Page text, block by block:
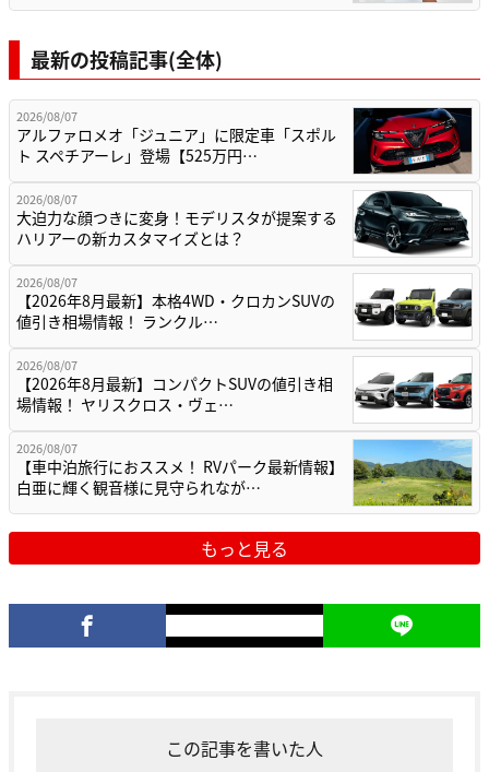
最新の投稿記事(全体)
2026/08/07
アルファロメオ「ジュニア」に限定車「スポル
ト スペチアーレ」登場【525万円…
2026/08/07
大迫力な顔つきに変身！モデリスタが提案する
ハリアーの新カスタマイズとは？
2026/08/07
【2026年8月最新】本格4WD・クロカンSUVの
値引き相場情報！ ランクル…
2026/08/07
【2026年8月最新】コンパクトSUVの値引き相
場情報！ ヤリスクロス・ヴェ…
2026/08/07
【車中泊旅行におススメ！ RVパーク最新情報】
白亜に輝く観音様に見守られなが…
もっと見る
この記事を書いた人